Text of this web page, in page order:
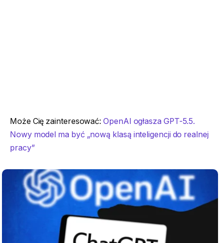
Może Cię zainteresować:OpenAI ogłasza GPT-5.5.
Nowy model ma być „nową klasą inteligencji do realnej
pracy”